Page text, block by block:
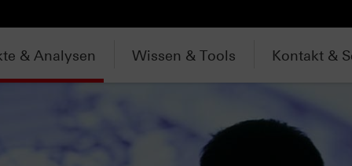
& Analysen Wissen & Tools Kontakt &